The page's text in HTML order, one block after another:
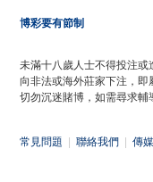
博彩要有節制
未滿十八歲人士不得投注或
向非法或海外莊家下注，即
切勿沉迷賭博，如需尋求輔
常見問題 聯絡我們 傳